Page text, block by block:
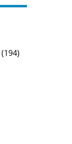
(194)